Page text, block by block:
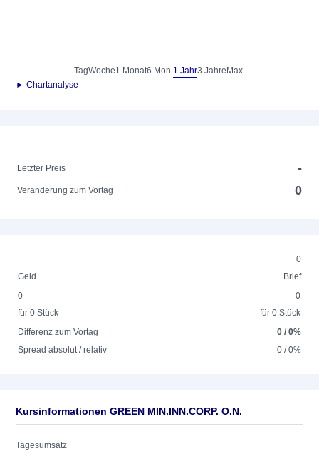
TagWoche1 Monat6 Mon.1 Jahr3 Jahre Max.
► Chartanalyse
-
Letzter Preis
-
Veränderung zum Vortag 0
0
Geld
Brief
0
für 0 Stück
0
für 0 Stück
Differenz zum Vortag
0 / 0%
Spread absolut / relativ
0 / 0%
Kursinformationen GREEN MIN.INN.CORP. O.N.
Tagesumsatz